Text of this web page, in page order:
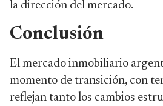
la dirección del mercado.
Conclusión
El mercado inmobiliario
momento de transición, con
reflejan tanto los cambios